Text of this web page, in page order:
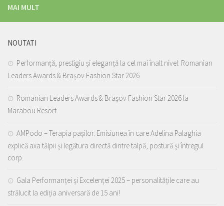
MAI MULT
NOUTATI
Performanță, prestigiu și eleganță la cel mai înalt nivel: Romanian
Leaders Awards & Brașov Fashion Star 2026
Romanian Leaders Awards & Brașov Fashion Star 2026 la
Marabou Resort
AMPodo – Terapia pașilor. Emisiunea în care Adelina Palaghia
explică axa tălpii și legătura directă dintre talpă, postură și întregul
corp.
Gala Performanței și Excelenței 2025 – personalitățile care au
strălucit la ediția aniversară de 15 ani!